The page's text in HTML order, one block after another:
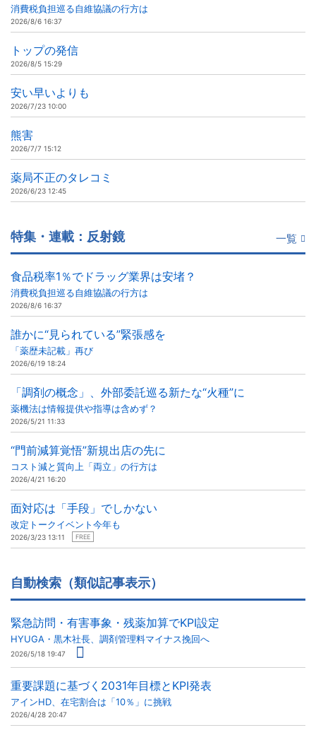
消費税負担巡る自維協議の行方は
2026/8/6 16:37
トップの発信
2026/8/5 15:29
安い早いよりも
2026/7/23 10:00
熊害
2026/7/7 15:12
薬局不正のタレコミ
2026/6/23 12:45
特集・連載：反射鏡 一覧
食品税率1％でドラッグ業界は安堵？
消費税負担巡る自維協議の行方は
2026/8/6 16:37
誰かに“見られている”緊張感を
「薬歴未記載」再び
2026/6/19 18:24
「調剤の概念」、外部委託巡る新たな“火種”に
薬機法は情報提供や指導は含めず？
2026/5/21 11:33
“門前減算覚悟”新規出店の先に
コスト減と質向上「両立」の行方は
2026/4/21 16:20
面対応は「手段」でしかない
改定トークイベント今年も
2026/3/23 13:11 FREE
自動検索（類似記事表示）
緊急訪問・有害事象・残薬加算でKPI設定
HYUGA・黒木社長、調剤管理料マイナス挽回へ
2026/5/18 19:47
重要課題に基づく2031年目標とKPI発表
アインHD、在宅割合は「10％」に挑戦
2026/4/28 20:47